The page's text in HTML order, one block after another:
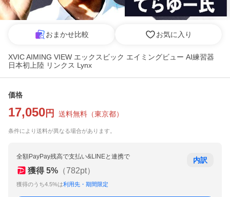
おまかせ比較 お気に入り
XVIC AIMING VIEW エックスビック エイミングビュー AI練習器
日本初上陸 リンクス Lynx
価格
17,050 円 送料無料 （東京都）
条件により送料が異なる場合があります。
全額PayPay残高で支払い&LINEと連携で
獲得 5% （782pt）
獲得のうち4.5%は利用先・期間限定
内訳